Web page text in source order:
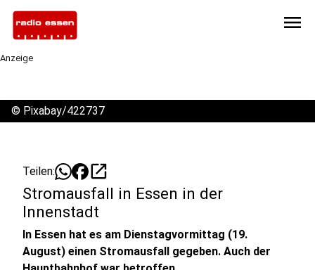
menu
Anzeige
© Pixabay/422737
Teilen: open_in_new
Stromausfall in Essen in der
Innenstadt
In Essen hat es am Dienstagvormittag (19.
August) einen Stromausfall gegeben. Auch der